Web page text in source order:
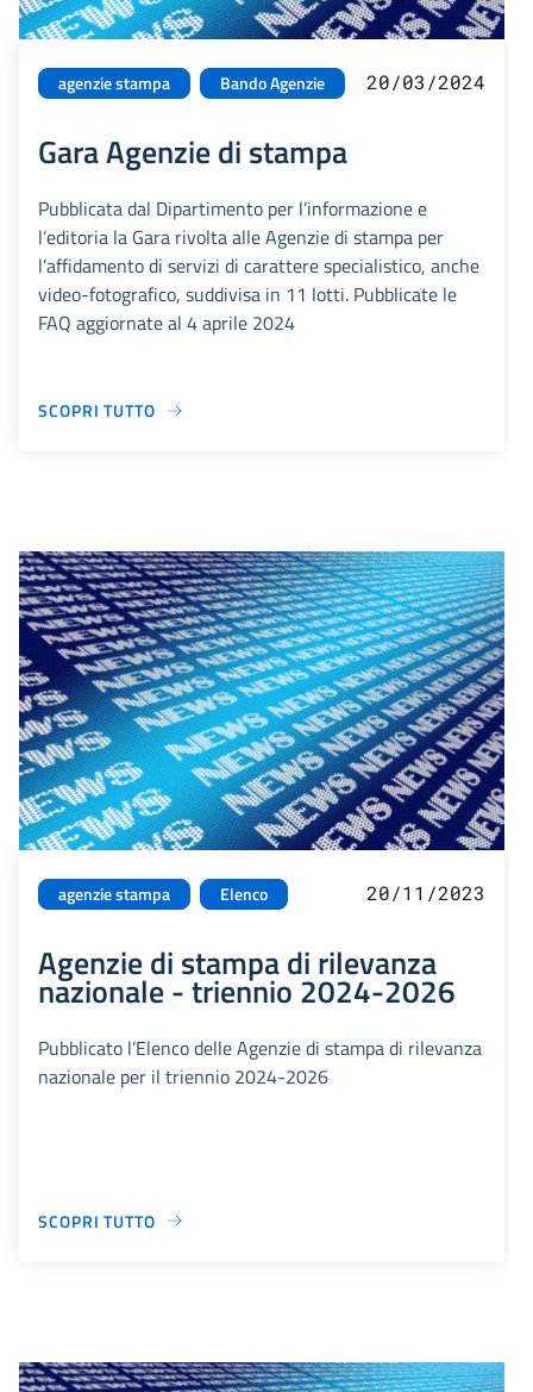
agenzie stampa Bando Agenzie 20/03/2024
Gara Agenzie di stampa
Pubblicata dal Dipartimento per l’informazione e
l’editoria la Gara rivolta alle Agenzie di stampa per
l’affidamento di servizi di carattere specialistico, anche
video-fotografico, suddivisa in 11 lotti. Pubblicate le
FAQ aggiornate al 4 aprile 2024
SCOPRI TUTTO
agenzie stampa Elenco 20/11/2023
Agenzie di stampa di rilevanza
nazionale - triennio 2024-2026
Pubblicato l’Elenco delle Agenzie di stampa di rilevanza
nazionale per il triennio 2024-2026
SCOPRI TUTTO